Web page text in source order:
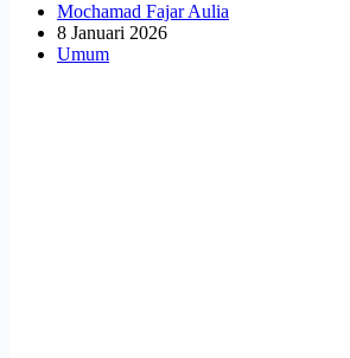
Mochamad Fajar Aulia
8 Januari 2026
Umum